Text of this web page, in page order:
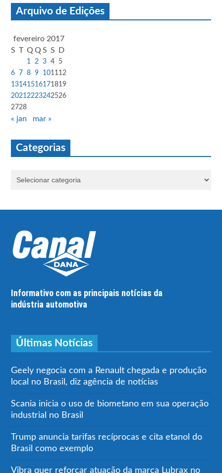
Arquivo de Edições
fevereiro 2017
S T Q Q S S D
1 2 3 4
5
6
7 8 9 1011 12
13141516171819
2021 2223242526
2728
« jan mar »
Categorias
Informativo com as principais notícias da
indústria automotiva
Últimas Notícias
Geely negocia com a Renault chegada e produção
local no Brasil, diz agência de notícias
Scania inicia o uso de biometano em sua operação
industrial no Brasil
Trump anuncia tarifas recíprocas e cita etanol do
Brasil como exemplo
Vibra quer reforçar atuação da marca Lubrax no